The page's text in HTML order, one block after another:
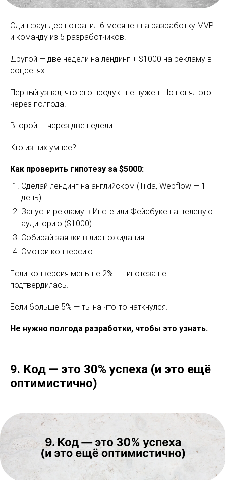
Один фаундер потратил 6 месяцев на разработку MVP
и команду из 5 разработчиков.
Другой — две недели на лендинг + $1000 на рекламу в
соцсетях.
Первый узнал, что его продукт не нужен. Но понял это
через полгода.
Второй — через две недели.
Кто из них умнее?
Как проверить гипотезу за $5000:
Сделай лендинг на английском (Tilda, Webflow — 1
день)
Запусти рекламу в Инсте или Фейсбуке на целевую
аудиторию ($1000)
Собирай заявки в лист ожидания
Смотри конверсию
Если конверсия меньше 2% — гипотеза не
подтвердилась.
Если больше 5% — ты на что-то наткнулся.
Не нужно полгода разработки, чтобы это узнать.
9. Код — это 30% успеха (и это ещё
оптимистично)